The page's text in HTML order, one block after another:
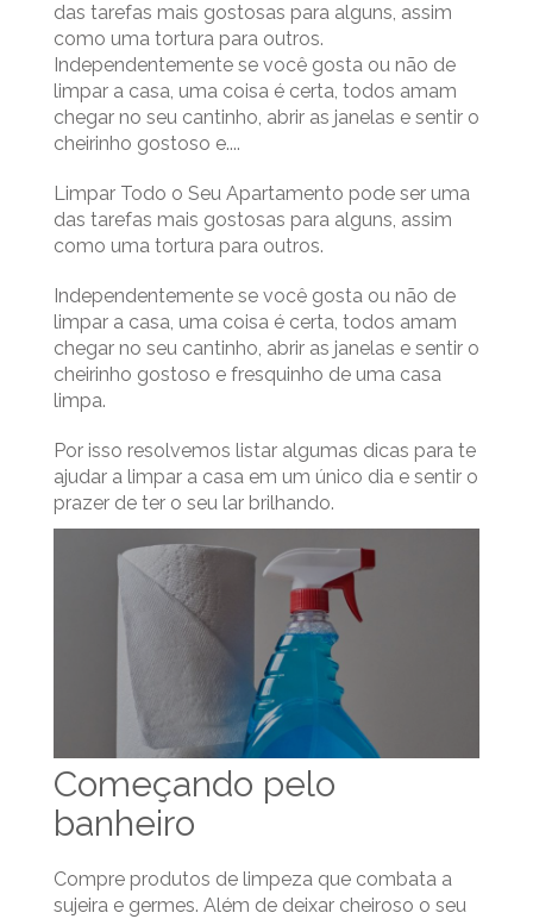
das tarefas mais gostosas para alguns, assim
como uma tortura para outros.
Independentemente se você gosta ou não de
limpar a casa, uma coisa é certa, todos amam
chegar no seu cantinho, abrir as janelas e sentir o
cheirinho gostoso e....
Limpar Todo o Seu Apartamento pode ser uma
das tarefas mais gostosas para alguns, assim
como uma tortura para outros.
Independentemente se você gosta ou não de
limpar a casa, uma coisa é certa, todos amam
chegar no seu cantinho, abrir as janelas e sentir o
cheirinho gostoso e fresquinho de uma casa
limpa.
Por isso resolvemos listar algumas dicas para te
ajudar a limpar a casa em um único dia e sentir o
prazer de ter o seu lar brilhando.
Começando pelo
banheiro
Compre produtos de limpeza que combata a
sujeira e germes. Além de deixar cheiroso o seu